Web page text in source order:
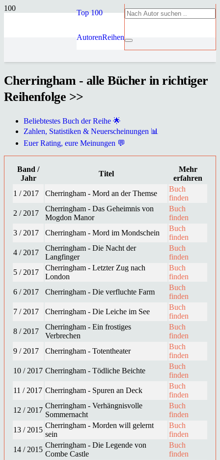
Top 100
AutorenReihen
Cherringham - alle Bücher in richtiger
Reihenfolge >>
Beliebtestes Buch der Reihe 🌟
Zahlen, Statistiken & Neuerscheinungen 📊
Euer Rating, eure Meinungen 💬
Band /
Jahr
Titel
Mehr
erfahren
1 / 2017
Cherringham - Mord an der Themse
Buch
finden
2 / 2017
Cherringham - Das Geheimnis von
Mogdon Manor
Buch
finden
3 / 2017
Cherringham - Mord im Mondschein
Buch
finden
4 / 2017
Cherringham - Die Nacht der
Langfinger
Buch
finden
5 / 2017
Cherringham - Letzter Zug nach
London
Buch
finden
6 / 2017
Cherringham - Die verfluchte Farm
Buch
finden
7 / 2017
Cherringham - Die Leiche im See
Buch
finden
8 / 2017
Cherringham - Ein frostiges
Verbrechen
Buch
finden
9 / 2017
Cherringham - Totentheater
Buch
finden
10 / 2017 Cherringham - Tödliche Beichte
Buch
finden
11 / 2017 Cherringham - Spuren an Deck
Buch
finden
12 / 2017
Cherringham - Verhängnisvolle
Sommernacht
Buch
finden
13 / 2015
Cherringham - Morden will gelernt
sein
Buch
finden
14 / 2015
Cherringham - Die Legende von
Combe Castle
Buch
finden